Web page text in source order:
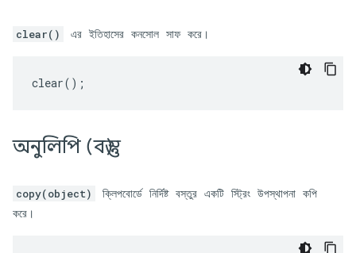
clear() এর ইতিহাসের কনসোল সাফ করে।
clear();
অনুলিপি (বস্তু)
copy(object)
ক্লিপবোর্ডে নির্দিষ্ট বস্তুর একটি স্ট্রিং উপস্থাপনা কপি
করে।